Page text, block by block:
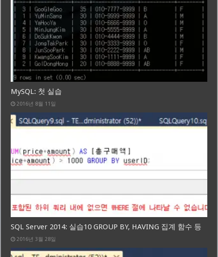
MySQL: 첫 실습
2016년 8월 11일
SQL Server 2014: 실습10 GROUP BY, HAVING 집계 함수 등
2016년 3월 28일